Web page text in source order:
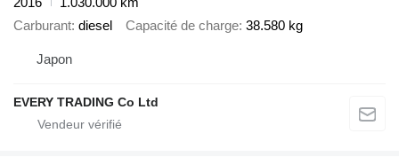
Carburant diesel Capacité de charge 38.580 kg
Japon
EVERY TRADING Co Ltd